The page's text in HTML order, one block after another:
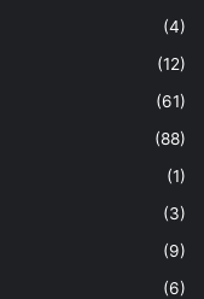
(4)
(12)
(61)
(88)
(1)
(3)
(9)
(6)